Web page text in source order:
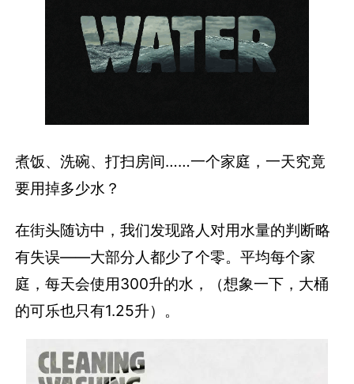
煮饭、洗碗、打扫房间……一个家庭，一天究竟
要用掉多少水？
在街头随访中，我们发现路人对用水量的判断略
有失误——大部分人都少了个零。平均每个家
庭，每天会使用300升的水，（想象一下，大桶
的可乐也只有1.25升）。